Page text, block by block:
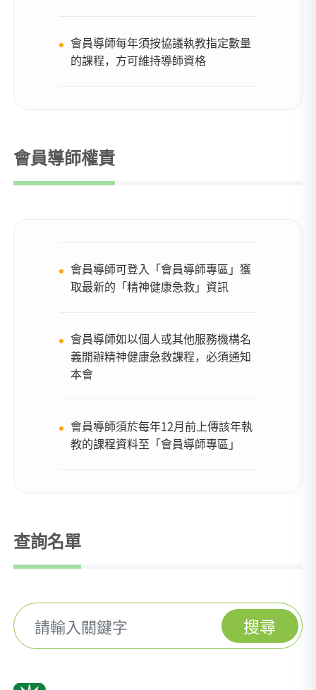
會員導師每年須按協議執教指定數量
的課程，方可維持導師資格
會員導師權責
會員導師可登入「會員導師專區」獲
取最新的「精神健康急救」資訊
會員導師如以個人或其他服務機構名
義開辦精神健康急救課程，必須通知
本會
會員導師須於每年12月前上傳該年執
教的課程資料至「會員導師專區」
查詢名單
搜尋